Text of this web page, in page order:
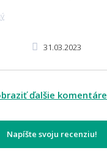
31.03.2023
ďalšie komentáre
Napíšte svoju recenziu!